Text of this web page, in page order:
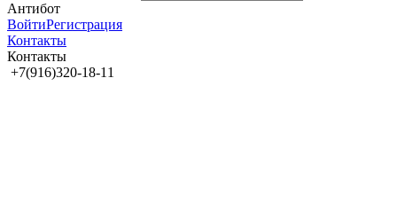
Антибот
ВойтиРегистрация
Контакты
Контакты
+7(916)320-18-11